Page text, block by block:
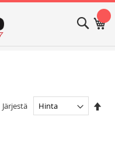
Haku
Järjestä